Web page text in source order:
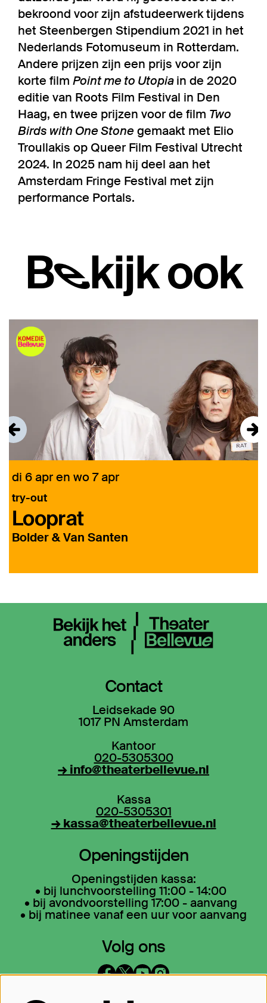
bekroond voor zijn afstudeerwerk tijdens
het Steenbergen Stipendium 2021 in het
Nederlands Fotomuseum in Rotterdam.
Andere prijzen zijn een prijs voor zijn
korte film Point me to Utopiain de 2020
editie van Roots Film Festival in Den
Haag, en twee prijzen voor de film Two
Birds with One Stonegemaakt met Elio
Troullakis op Queer Film Festival Utrecht
2024. In 2025 nam hij deel aan het
Amsterdam Fringe Festival met zijn
performance Portals.
Bekijk ook
Looprat
Bolder & Van Santen
try-out
di 6 apren wo 7 apr
Contact
Leidsekade 90
1017 PN Amsterdam
Kantoor
020-5305300
→ info@theaterbellevue.nl
Kassa
020-5305301
→ kassa@theaterbellevue.nl
Openingstijden
Openingstijden kassa:
• bij lunchvoorstelling 11:00 - 14:00
• bij avondvoorstelling 17:00 - aanvang
• bij matinee vanaf een uur voor aanvang
Volg ons